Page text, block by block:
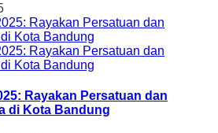
Rayakan Persatuan dan
di Kota Bandung